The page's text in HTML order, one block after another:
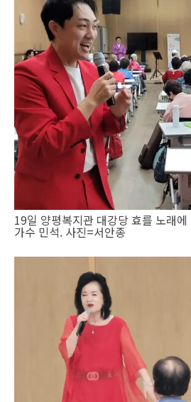
19일 양평복지관 대강당 효를 노래
가수 민석. 사진=서안종